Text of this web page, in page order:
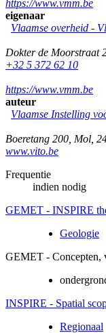
https://www.vmm.be
eigenaar
Vlaamse overheid -
Dokter de Moorstraat
+32 5 372 62 10
https://www.vmm.be
auteur
Vlaamse Instelling
Boeretang 200 Mol
www.vito.be
Frequentie
indien nodig
GEMET - INSPIRE
Geologie
GEMET - Concepten,
INSPIRE - Spatial
Regionaal